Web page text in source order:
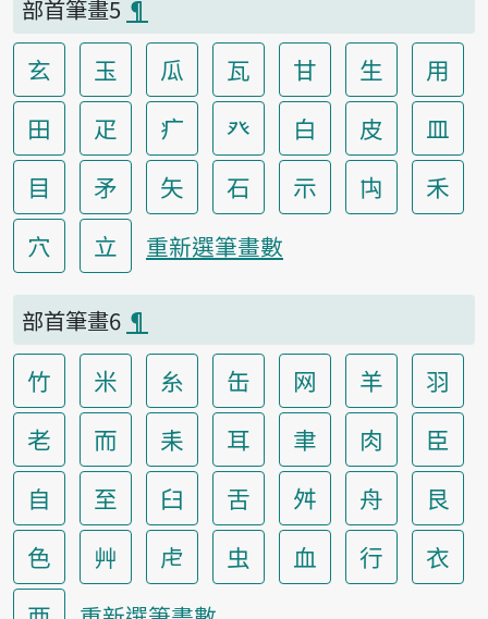
部首筆畫5 ¶
玄 玉 瓜 瓦 甘 生
用
田
疋 疒 癶 白 皮
皿
目
矛 矢 石 示 禸
禾
穴
立 重新選筆畫數
部首筆畫6 ¶
竹 米 糸 缶 网 羊
羽
老
而 耒 耳 聿 肉
臣
自
至 臼 舌 舛 舟
艮
色
艸 虍 虫 血 行
衣